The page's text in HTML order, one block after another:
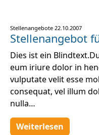
Stellenangebote 22.10.2007
Stellenangebot
Dies ist ein
eum iriure dolor in
vulputate velit esse
consequat, vel illum
nulla…
Weiterlesen